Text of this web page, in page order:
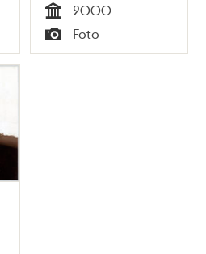
Tid
2000
Typ
Foto